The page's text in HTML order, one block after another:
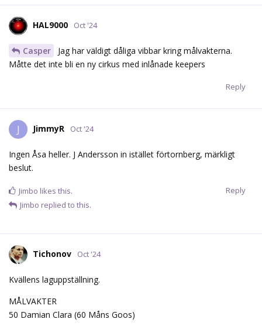
HAL9000 Oct '24
Casper
Jag har väldigt dåliga vibbar kring målvakterna.
Måtte det inte bli en ny cirkus med inlånade keepers
Reply
J JimmyR Oct '24
Ingen Åsa heller. J Andersson in istället förtornberg, märkligt
beslut.
Reply
Jimbo likes this.
Jimbo replied to this.
Tichonov Oct '24
Kvällens laguppställning.
MÅLVAKTER
50 Damian Clara (60 Måns Goos)